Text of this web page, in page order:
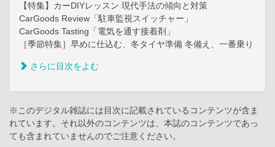
【特集】カーDIYレッスン 現代手法の傾向と対策
CarGoods Review「駐車監視スイッチャー」
CarGoods Tasting「電気を通す接着剤」
［季節特集］早めに仕込む、冬タイヤ準備 冬備え、一番乗り
さらに目次をよむ
※このデジタル雑誌には目次に記載されているコンテンツが含ま
れています。それ以外のコンテンツは、本誌のコンテンツであっ
ても含まれていませんのでご注意ください。